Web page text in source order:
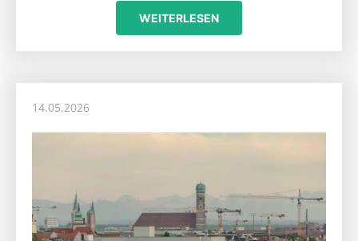
WEITERLESEN
14.05.2026